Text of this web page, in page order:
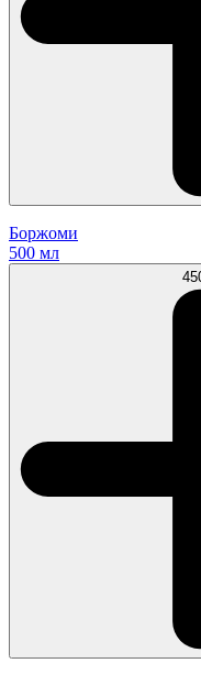
Боржоми
500 мл